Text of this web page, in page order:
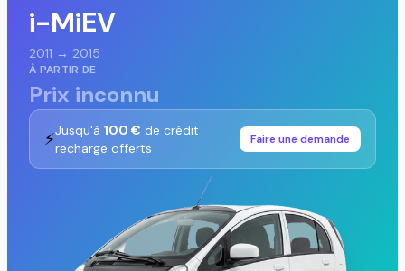
i-MiEV
2011 → 2015
À PARTIR DE
Prix inconnu
⚡Jusqu'à 100 € de crédit
recharge offerts
Faire une demande